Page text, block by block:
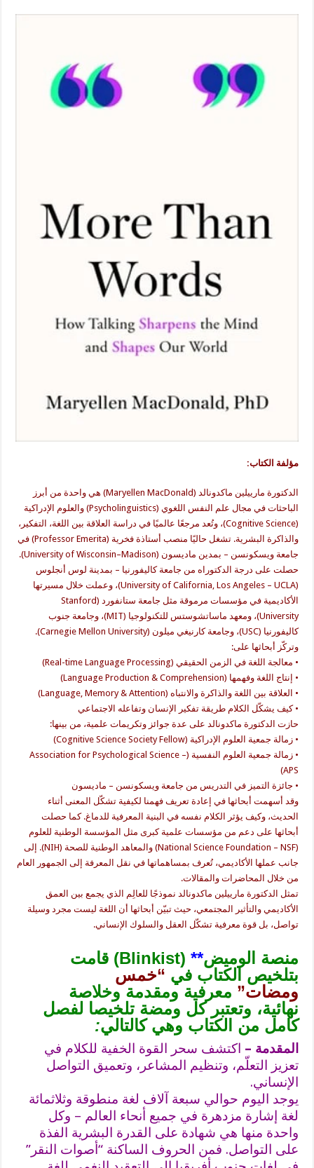
مؤلفة الكتاب:
الدكتورة مارييلين ماكدونالد (Maryellen MacDonald) هي واحدة من أبرز
الباحثات في مجال علم النفس اللغوي (Psycholinguistics) والعلوم الإدراكية
(Cognitive Science)، وتُعد مرجعًا عالميًا في دراسة العلاقة بين اللغة، التفكير،
والذاكرة البشرية. تشغل حاليًا منصب أستاذة فخرية (Professor Emerita) في
جامعة ويسكونسن – بمدين ماديسون (University of Wisconsin–Madison).
حصلت على درجة الدكتوراه من جامعة كاليفورنيا – بمدينة لوس أنجلوس
(University of California, Los Angeles – UCLA)، وعملت خلال مسيرتها
الأكاديمية في مؤسسات مرموقة مثل جامعة ستانفورد (Stanford
University)، ومعهد ماساتشوستس للتكنولوجيا (MIT)، وجامعة جنوب
كاليفورنيا (USC)، وجامعة كارنيغي ميلون (Carnegie Mellon University).
وتركّز أبحاثها على:
• معالجة اللغة في الزمن الحقيقي (Real-time Language Processing)
• إنتاج اللغة وفهمها (Language Production & Comprehension)
• العلاقة بين اللغة والذاكرة والانتباه (Language, Memory & Attention)
• كيف يشكّل الكلام طريقة تفكير الإنسان وتفاعله الاجتماعي
حازت الدكتورة ماكدونالد على عدة جوائز وتكريمات علمية، من بينها:
• زمالة جمعية العلوم الإدراكية (Cognitive Science Society Fellow)
• زمالة جمعية العلوم النفسية (Association for Psychological Science –
APS)
• جائزة التميز في التدريس من جامعة ويسكونسن – ماديسون
وقد أسهمت أبحاثها في إعادة تعريف فهمنا لكيفية تشكّل المعنى أثناء
الحديث، وكيف يؤثر الكلام نفسه في البنية المعرفية للدماغ. كما حصلت
أبحاثها على دعم من مؤسسات علمية كبرى مثل المؤسسة الوطنية للعلوم
(National Science Foundation – NSF) والمعاهد الوطنية للصحة (NIH). إلى
جانب عملها الأكاديمي، تُعرف بمساهماتها في نقل المعرفة إلى الجمهور العام
من خلال المحاضرات والمقالات.
تمثل الدكتورة مارييلين ماكدونالد نموذجًا للعالِم الذي يجمع بين العمق
الأكاديمي والتأثير المجتمعي، حيث تبيّن أبحاثها أن اللغة ليست مجرد وسيلة
تواصل، بل قوة معرفية تشكّل العقل والسلوك الإنساني.
منصة الوميض**
(Blinkist) قامت
بتلخيص الكتاب في “خمس
ومضات” معرفية ومقدمة وخلاصة
نهائية، وتعتبر كل ومضة تلخيصا لفصل
كامل من الكتاب وهي كالتالي:
المقدمة – اكتشف سحر القوة الخفية للكلام في
تعزيز التعلّم، وتنظيم المشاعر، وتعميق التواصل
الإنساني.
يوجد اليوم حوالي سبعة آلاف لغة منطوقة وثلاثمائة
لغة إشارة مزدهرة في جميع أنحاء العالم – وكل
واحدة منها هي شهادة على القدرة البشرية الفذة
على التواصل. فمن الحروف الساكنة “أصوات النقر”